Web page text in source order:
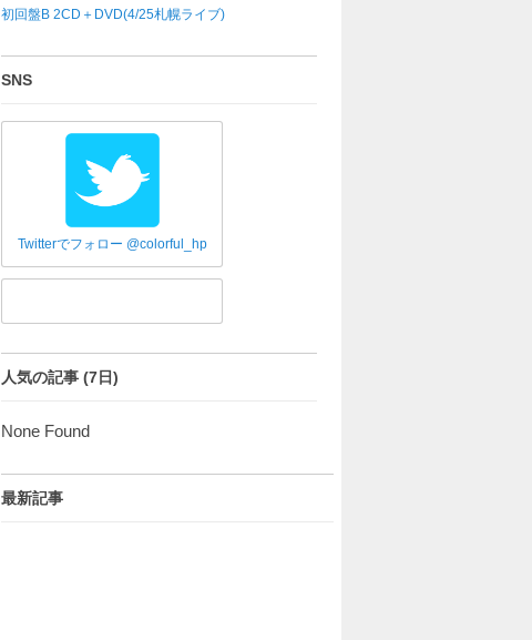
初回盤B 2CD＋DVD(4/25札幌ライブ)
SNS
Twitterでフォロー @colorful_hp
人気の記事 (7日)
None Found
最新記事